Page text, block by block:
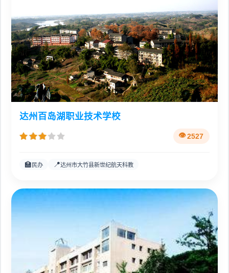
达州百岛湖职业技术学校
2527
🏫 民办 📍达州市大竹县新世纪航天科教